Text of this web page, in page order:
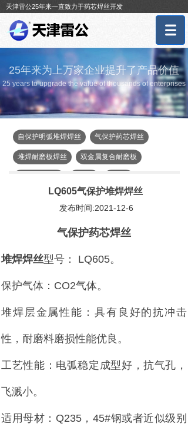
天津雷公25年来一直致力于药芯焊丝开发
25年来为上万家企业提升了产品价值
25 years to upgrade the value of thousands of enterprises
自保护明弧堆焊焊丝 气保护药芯焊丝
堆焊耐磨板焊丝 双金属复合耐磨板
盾构、顶管机 单齿辊、篦板
LQ605气保护堆焊焊丝
发布时间:2021-12-6
气保护药芯焊丝
堆焊焊丝型号： LQ605。
保护气体：CO2气体。
堆焊层金属性能：具有良好的抗冲击
性，耐磨料磨损性能优良。
工艺性能：电弧稳定成型好，抗气孔，
飞溅小。
适用母材：Q235，45#钢或者近似级别